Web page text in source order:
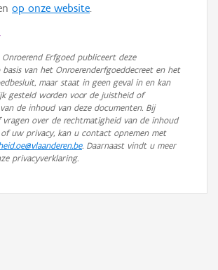
op onze website.
Erfgoed publiceert deze
van het Onroerenderfgoeddecreet en het
maar staat in geen geval in en kan
gesteld worden voor de juistheid of
de inhoud van deze documenten. Bij
vragen over de rechtmatigheid van de inhoud
of uw privacy, kan u contact opnemen met
. Daarnaast vindt u meer
privacyverklaring.